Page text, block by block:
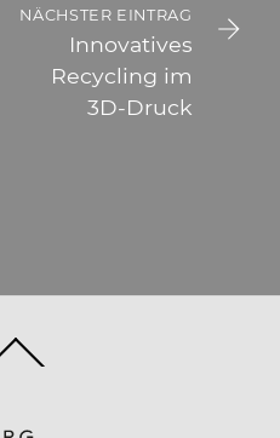
NÄCHSTER EINTRAG
Innovatives
Recycling im
3D-Druck
To